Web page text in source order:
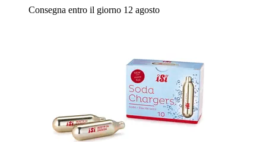
Consegna entro il giorno 12 agosto